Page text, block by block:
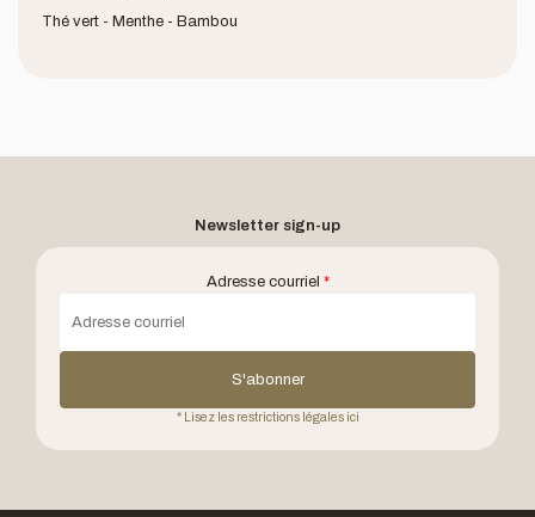
Thé vert - Menthe - Bambou
Newsletter sign-up
Adresse courriel *
S'abonner
* Lisez les restrictions légales ici